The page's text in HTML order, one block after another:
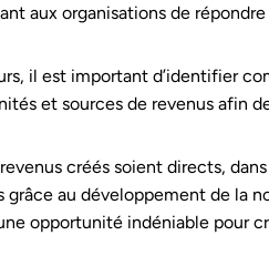
aux organisations de
il est important d’identifier
et sources de revenus afin
créés soient directs, dans
grâce au développement de la
opportunité indéniable pour